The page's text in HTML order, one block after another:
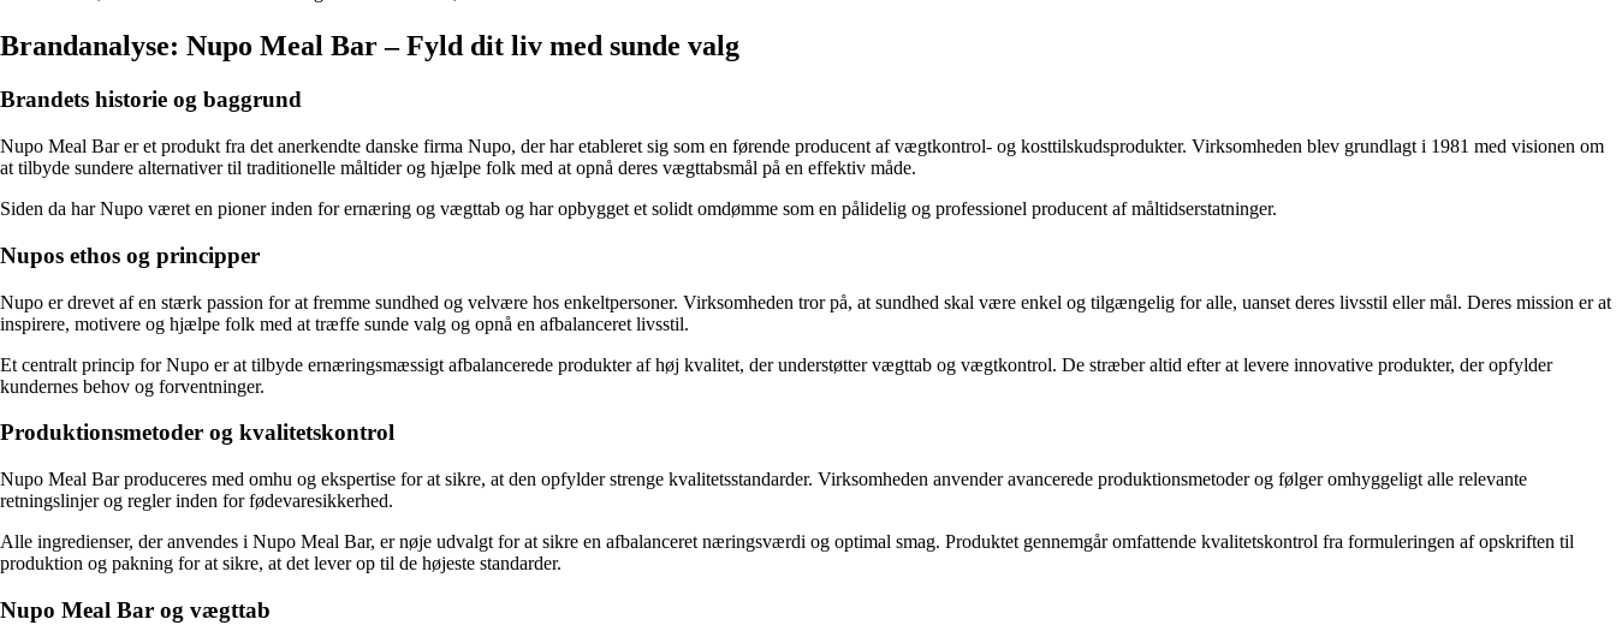
Brandanalyse: Nupo Meal Bar – Fyld dit liv med sunde valg
Brandets historie og baggrund
Nupo Meal Bar er et produkt fra det anerkendte danske firma Nupo, der har etableret sig som en førende producent af vægtkontrol- og kosttilskudsprodukter. Virksomheden blev grundlagt i 1981 med visionen om
at tilbyde sundere alternativer til traditionelle måltider og hjælpe folk med at opnå deres vægttabsmål på en effektiv måde.
Siden da har Nupo været en pioner inden for ernæring og vægttab og har opbygget et solidt omdømme som en pålidelig og professionel producent af måltidserstatninger.
Nupos ethos og principper
Nupo er drevet af en stærk passion for at fremme sundhed og velvære hos enkeltpersoner. Virksomheden tror på, at sundhed skal være enkel og tilgængelig for alle, uanset deres livsstil eller mål. Deres mission er at
inspirere, motivere og hjælpe folk med at træffe sunde valg og opnå en afbalanceret livsstil.
Et centralt princip for Nupo er at tilbyde ernæringsmæssigt afbalancerede produkter af høj kvalitet, der understøtter vægttab og vægtkontrol. De stræber altid efter at levere innovative produkter, der opfylder
kundernes behov og forventninger.
Produktionsmetoder og kvalitetskontrol
Nupo Meal Bar produceres med omhu og ekspertise for at sikre, at den opfylder strenge kvalitetsstandarder. Virksomheden anvender avancerede produktionsmetoder og følger omhyggeligt alle relevante
retningslinjer og regler inden for fødevaresikkerhed.
Alle ingredienser, der anvendes i Nupo Meal Bar, er nøje udvalgt for at sikre en afbalanceret næringsværdi og optimal smag. Produktet gennemgår omfattende kvalitetskontrol fra formuleringen af opskriften til
produktion og pakning for at sikre, at det lever op til de højeste standarder.
Nupo Meal Bar og vægttab